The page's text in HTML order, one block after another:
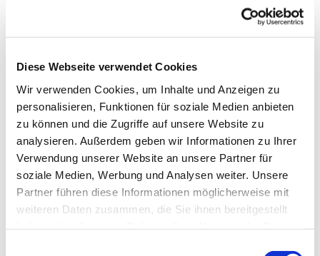
Diese Webseite verwendet Cookies
Wir verwenden Cookies, um Inhalte und Anzeigen zu
personalisieren, Funktionen für soziale Medien anbieten
zu können und die Zugriffe auf unsere Website zu
analysieren. Außerdem geben wir Informationen zu Ihrer
Verwendung unserer Website an unsere Partner für
soziale Medien, Werbung und Analysen weiter. Unsere
Partner führen diese Informationen möglicherweise mit
weiteren Daten zusammen, die Sie ihnen bereitgestellt